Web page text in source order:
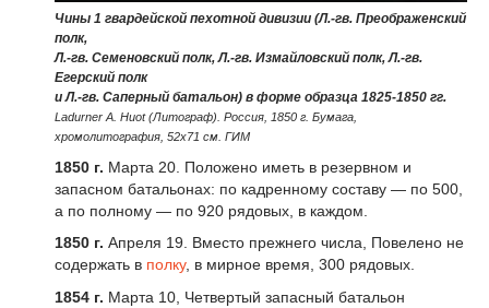
Чины 1 гвардейской пехотной дивизии (Л.-гв. Преображенский
полк,
Л.-гв. Семеновский полк, Л.-гв. Измайловский полк, Л.-гв.
Егерский полк
и Л.-гв. Саперный батальон) в форме образца 1825-1850 гг.
Ladurner A. Huot (Литограф). Россия, 1850 г. Бумага,
хромолитография, 52х71 см. ГИМ
1850 г. Марта 20. Положено иметь в резервном и
запасном батальонах: по кадренному составу — по 500,
а по полному — по 920 рядовых, в каждом.
1850 г. Апреля 19. Вместо прежнего числа, Повелено не
содержать в полку, в мирное время, 300 рядовых.
1854 г. Марта 10, Четвертый запасный батальон